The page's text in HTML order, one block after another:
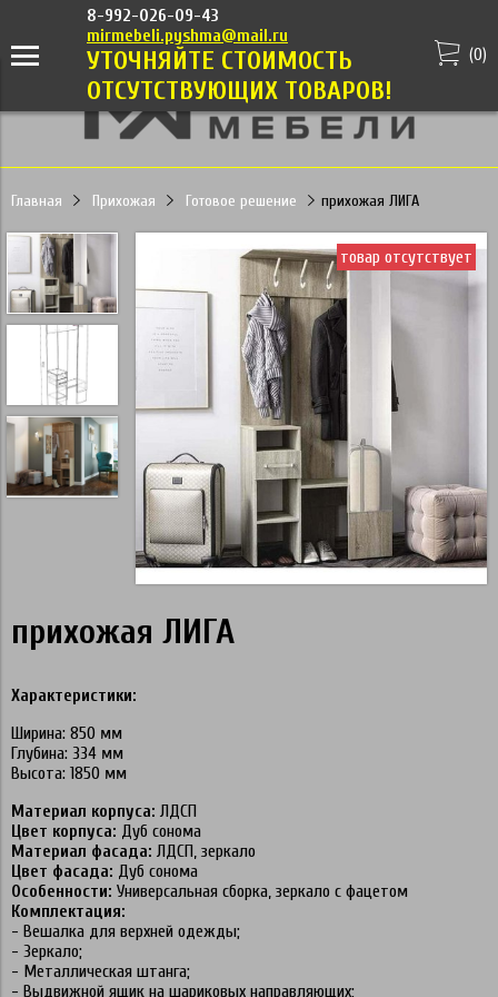
8-992-026-09-43
mirmebeli.pyshma@mail.ru
УТОЧНЯЙТЕ СТОИМОСТЬ
ОТСУТСТВУЮЩИХ ТОВАРОВ!
(0)
Главная Прихожая Готовое решение прихожая ЛИГА
товар отсутствует
прихожая ЛИГА
Характеристики:
Ширина: 850 мм
Глубина: 334 мм
Высота: 1850 мм
Материал корпуса: ЛДСП
Цвет корпуса: Дуб сонома
Материал фасада: ЛДСП, зеркало
Цвет фасада: Дуб сонома
Особенности: Универсальная сборка, зеркало с фацетом
Комплектация:
- Вешалка для верхней одежды;
- Зеркало;
- Металлическая штанга;
- Выдвижной ящик на шариковых направляющих;